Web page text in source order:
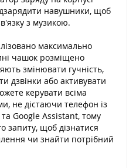
навушники, щоб
з музикою.
максимально
чашок розміщено
змінювати гучність,
дзвінки або активувати
керувати всіма
не дістаючи телефон із
Google Assistant, тому
запиту, щоб дізнатися
чи знайти потрібний